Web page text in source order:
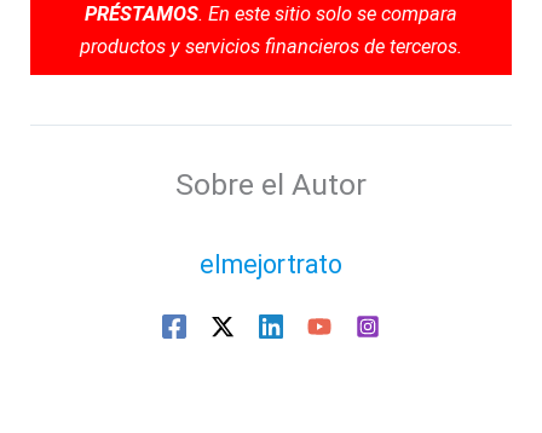
PRÉSTAMOS. En este sitio solo se compara
productos y servicios financieros de terceros.
Sobre el Autor
elmejortrato